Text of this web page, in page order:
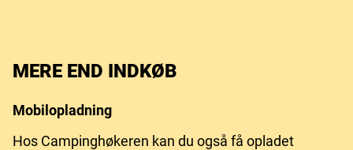
MERE END INDKØB
Mobilopladning
Hos Campinghøkeren kan du også få opladet